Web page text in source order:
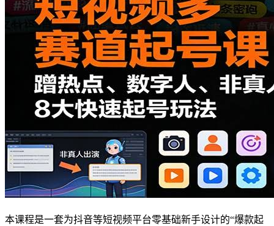
本课程是一套为抖音等短视频平台零基础新手设计的“爆款起